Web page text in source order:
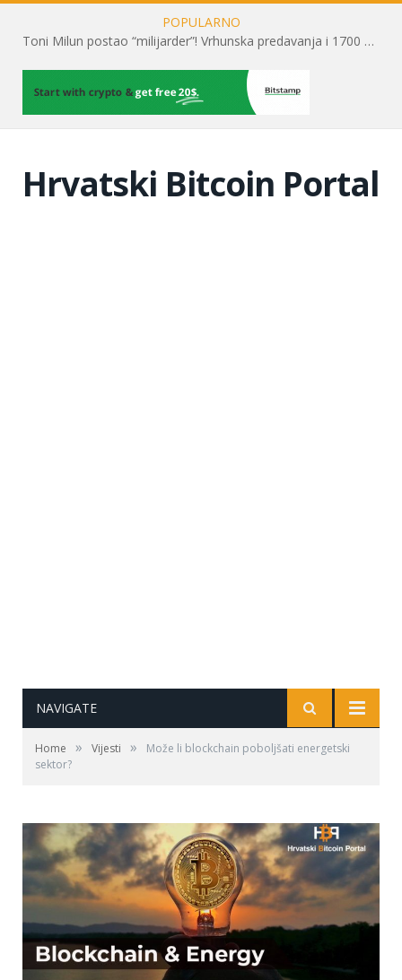
POPULARNO
Toni Milun postao “milijarder”! Vrhunska predavanja i 1700 posjetitelja obilježili su mjesec financijske pismenosti
Hrvatski Bitcoin Portal
NAVIGATE
Home » Vijesti »
Može li blockchain poboljšati energetski
sektor?